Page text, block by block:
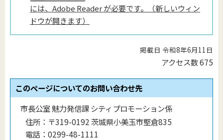
には、Adobe Reader が必要です。（新しいウィン
ドウが開きます）
掲載日 令和8年6月11日
アクセス数675
このページについてのお問い合わせ先
市長公室 魅力発信課 シティプロモーション係
住所： 〒319-0192 茨城県小美玉市堅倉835
電話： 0299-48-1111